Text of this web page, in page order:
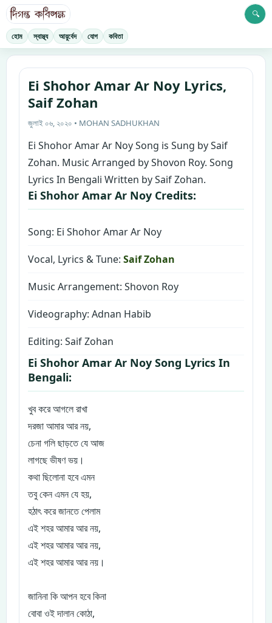
হোম স্বাস্থ্য আয়ুর্বেদ যোগ কবিতা
🔍
Ei Shohor Amar Ar Noy Lyrics,
Saif Zohan
জুলাই ০৬, ২০২০ • MOHAN SADHUKHAN
Ei Shohor Amar Ar Noy Song is Sung by Saif
Zohan. Music Arranged by Shovon Roy. Song
Lyrics In Bengali Written by Saif Zohan.
Ei Shohor Amar Ar Noy Credits:
Song: Ei Shohor Amar Ar Noy
Vocal, Lyrics & Tune: Saif Zohan
Music Arrangement: Shovon Roy
Videography: Adnan Habib
Editing: Saif Zohan
Ei Shohor Amar Ar Noy Song Lyrics In
Bengali:
খুব করে আগলে রাখা
দরজা আমার আর নয়,
চেনা গলি ছাড়তে যে আজ
লাগছে ভীষণ ভয়।
কথা ছিলোনা হবে এমন
তবু কেন এমন যে হয়,
হঠাৎ করে জানতে পেলাম
এই শহর আমার আর নয়,
এই শহর আমার আর নয়,
এই শহর আমার আর নয়।
জানিনা কি আপন হবে কিনা
বোবা ওই দালান কোঠা,